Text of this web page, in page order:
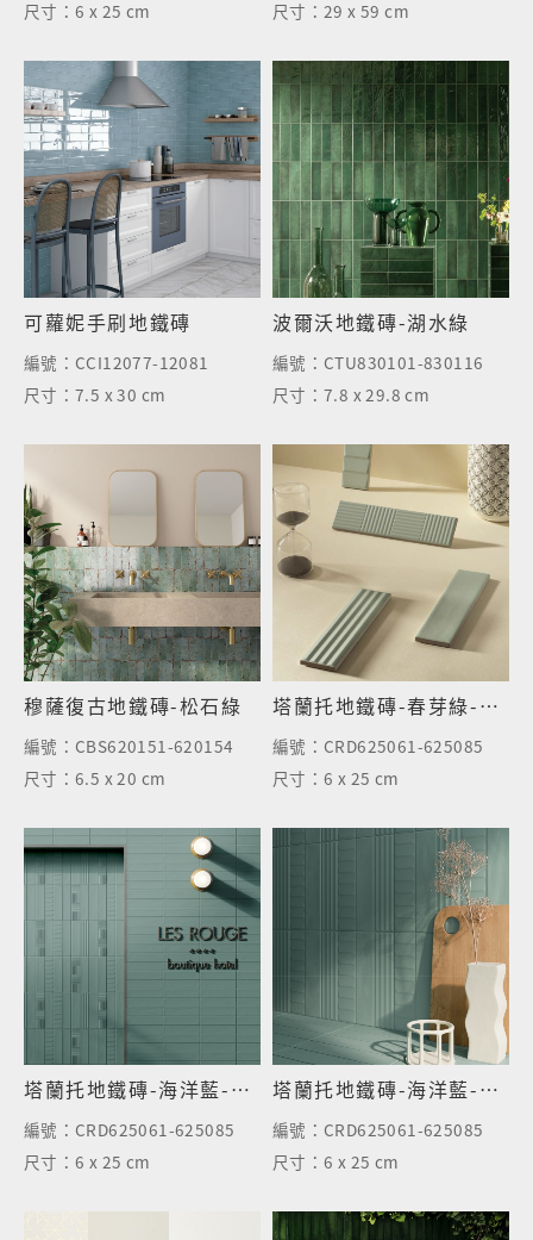
尺寸：6 x 25 cm
尺寸：29 x 59 cm
可蘿妮手刷地鐵磚
編號： CCI12077-12081
尺寸：7.5 x 30 cm
波爾沃地鐵磚-湖水綠
編號： CTU830101-830116
尺寸：7.8 x 29.8 cm
穆薩復古地鐵磚-松石綠
編號： CBS620151-620154
尺寸：6.5 x 20 cm
塔蘭托地鐵磚-春芽綠-霧面
編號： CRD625061-625085
尺寸：6 x 25 cm
塔蘭托地鐵磚-海洋藍-霧面
編號： CRD625061-625085
尺寸：6 x 25 cm
塔蘭托地鐵磚-海洋藍-霧面
編號： CRD625061-625085
尺寸：6 x 25 cm